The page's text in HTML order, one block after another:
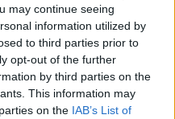
may continue seeing
information utilized by
to third parties prior to
opt-out of the further
by third parties on the
This information may
on the IAB’s List of
információt ki tud írni,
gondoskodnak az
működéséről. Idővel a
lesz, feltehetően csak
pedig a forgalmi és
meg a szélvédőn, de